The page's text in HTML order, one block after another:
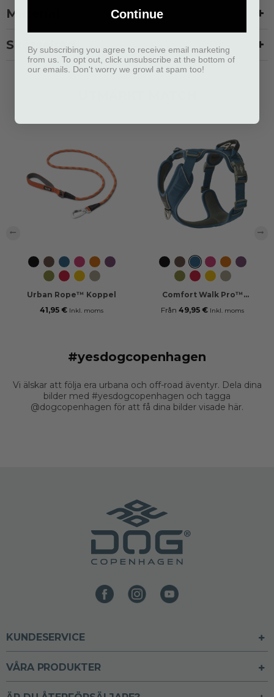
Material
Skötselråd
Svart MoccaOcean
Blue
Wild
Rose
Orange
Sun
Purple
Passion
Hunting
Green
Classic
Red
LemonDesert
Dune
Urban Rope™ Koppel
41,95 € Inkl. moms
Svart MoccaOcean
Blue
Wild
Rose
Orange
Sun
Purple
Passion
Hunting
Green
Classic
Red
LemonDesert
Dune
Comfort Walk Pro™
Från 49,95 € Inkl. moms
#yesdogcopenhagen
Vi älskar att följa era urbana och off-road äventyr. Dela dina
bilder med #yesdogcopenhagen och tagga
@dogcopenhagen för att få dina bilder visade här.
KUNDESERVICE
VÅRA PRODUKTER
Continue
By subscribing you agree to receive email marketing
from us. To opt out, click unsubscribe at the bottom of
our emails. Don't worry we growl at spam too!